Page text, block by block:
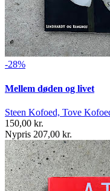
-28%
Mellem døden og livet
Steen Kofoed, Tove
150,00 kr.
Nypris 207,00 kr.